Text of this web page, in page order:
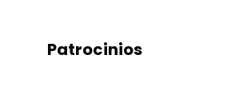
Patrocinios